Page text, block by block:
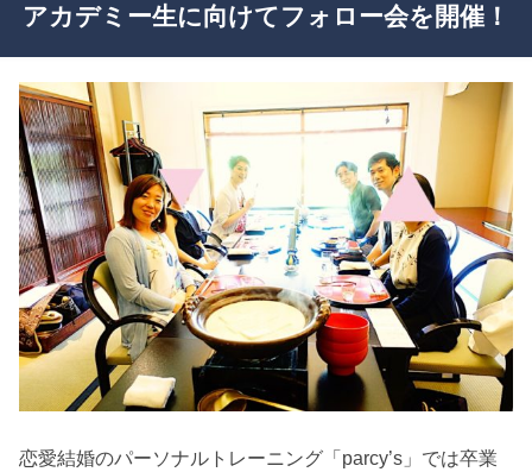
アカデミー生に向けてフォロー会を開催！
恋愛結婚のパーソナルトレーニング「parcy’s」では卒業